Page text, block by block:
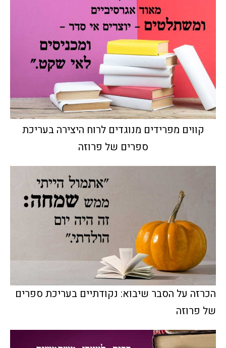
קווים מפרידים מנוגדים לרוח היצירה בעריכת
ספרים של פרוזה
הכרזה על הסבר שיבוא: נקודתיים בעריכת ספרים
של פרוזה